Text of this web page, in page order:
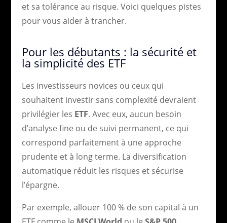
et sa tolérance au risque. Voici quelques pistes
pour vous aider à trancher.
Pour les débutants : la sécurité et
la simplicité des ETF
Les investisseurs novices ou ceux qui
souhaitent investir sans complexité devraient
privilégier les ETF. Avec eux, aucun besoin
d’analyse fine ou de suivi permanent, ce qui
correspond parfaitement à une approche
prudente et à long terme. La diversification
automatique réduit les risques et sécurise
l’épargne.
Par exemple, allouer 100 % de son capital à un